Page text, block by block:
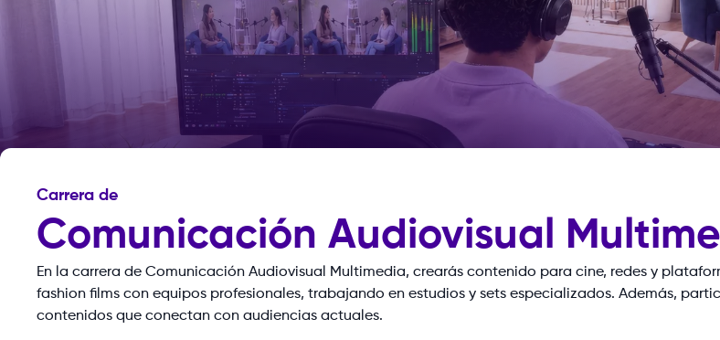
Carrera de
Comunicación Audiovisual
En la carrera de Comunicación Audiovisual Multimedia, crearás contenido para cine, redes y
fashion films con equipos profesionales, trabajando en estudios y sets especializados. Además,
contenidos que conectan con audiencias actuales.